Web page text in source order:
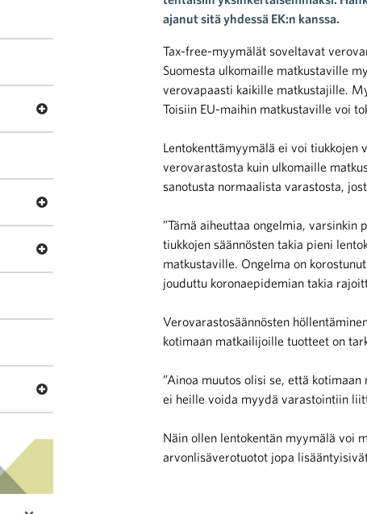
ajanut sitä yhdessä EK:n kanssa.
Tax-free-myymälät soveltavat
Suomesta ulkomaille matkustaville
verovapaasti kaikille matkustajille.
Toisiin EU-maihin matkustaville voi
Lentokenttämyymälä ei voi tiukkojen
verovarastosta kuin ulkomaille
sanotusta normaalista varastosta,
”Tämä aiheuttaa ongelmia,
tiukkojen säännösten takia pieni
matkustaville. Ongelma on
jouduttu koronaepidemian takia
Verovarastosäännösten
kotimaan matkailijoille tuotteet on
”Ainoa muutos olisi se, että
ei heille voida myydä varastointiin
Näin ollen lentokentän myymälä voi
arvonlisäverotuotot jopa
Avaa valikko Häiriötilanteisiin varautuminen
Avaa valikko Tarinoita kaupan alalta
Avaa valikko Ajankohtaista Kaupan liitossa
Avaa valikko Seuraa toimintaamme